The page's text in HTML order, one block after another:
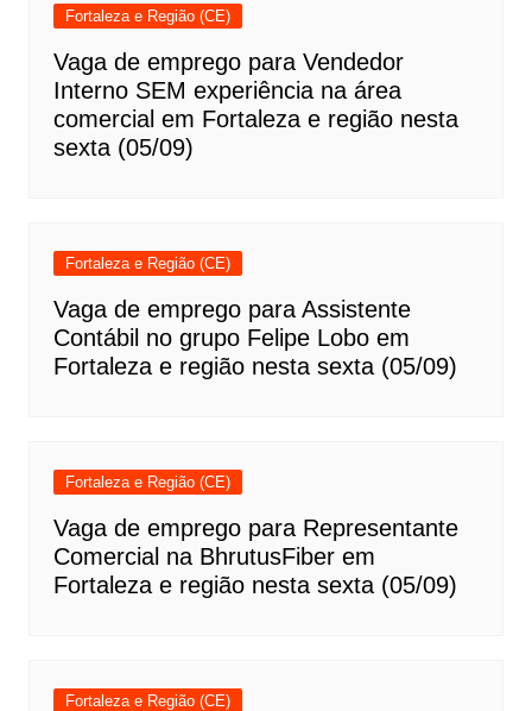
Fortaleza e Região (CE)
Vaga de emprego para Vendedor
Interno SEM experiência na área
comercial em Fortaleza e região nesta
sexta (05/09)
Fortaleza e Região (CE)
Vaga de emprego para Assistente
Contábil no grupo Felipe Lobo em
Fortaleza e região nesta sexta (05/09)
Fortaleza e Região (CE)
Vaga de emprego para Representante
Comercial na BhrutusFiber em
Fortaleza e região nesta sexta (05/09)
Fortaleza e Região (CE)